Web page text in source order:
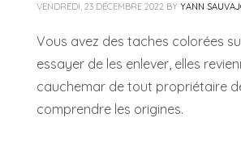
VENDREDI, 23 DÉCEMBRE 2022 BY YANN
Vous avez des taches colorées
essayer de les enlever, elles
cauchemar de tout propriétaire
comprendre les origines.